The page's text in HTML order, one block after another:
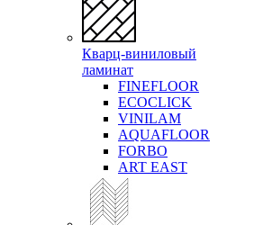
Кварц-виниловый
ламинат
FINEFLOOR
ECOCLICK
VINILAM
AQUAFLOOR
FORBO
ART EAST